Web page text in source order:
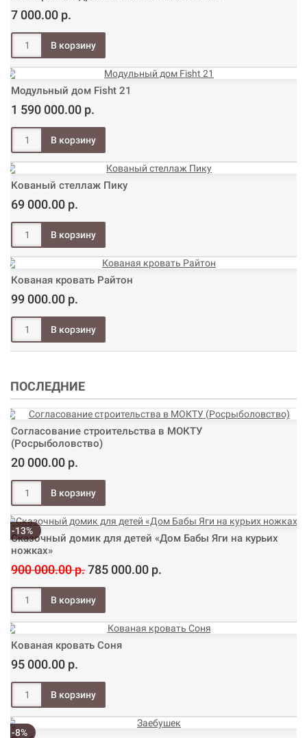
7 000.00 р.
Модульный дом Fisht 21
1 590 000.00 р.
Кованый стеллаж Пику
69 000.00 р.
Кованая кровать Райтон
99 000.00 р.
ПОСЛЕДНИЕ
Согласование строительства в МОКТУ
(Росрыболовство)
20 000.00 р.
-13%
Сказочный домик для детей «Дом Бабы Яги на курьих
ножках»
900 000.00 р.785 000.00 р.
Кованая кровать Соня
95 000.00 р.
-8%